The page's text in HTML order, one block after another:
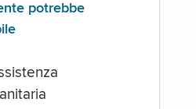
potrebbe